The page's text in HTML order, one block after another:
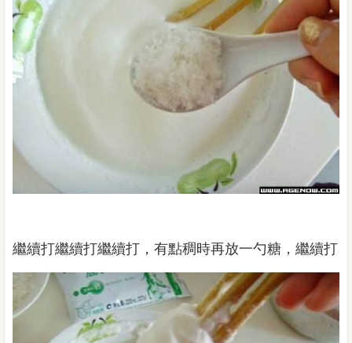
繼續打繼續打繼續打，有點稠時再放一勺糖，繼續打